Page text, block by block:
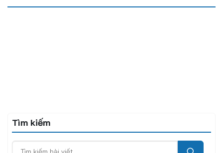
Tìm kiếm